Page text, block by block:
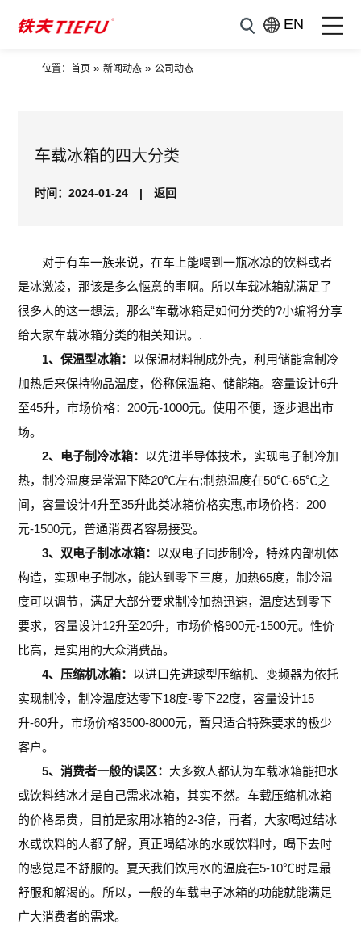
EN
位置：首页 »新闻动态 »公司动态
车载冰箱的四大分类
时间：2024-01-24| 返回
对于有车一族来说，在车上能喝到一瓶冰凉的饮料或者
是冰激凌，那该是多么惬意的事啊。所以车载冰箱就满足了
很多人的这一想法，那么“车载冰箱是如何分类的?小编将分享
给大家车载冰箱分类的相关知识。.
1、保温型冰箱： 以保温材料制成外壳，利用储能盒制冷
加热后来保持物品温度，俗称保温箱、储能箱。容量设计6升
至45升，市场价格：200元-1000元。使用不便，逐步退出市
场。
2、电子制冷冰箱： 以先进半导体技术，实现电子制冷加
热，制冷温度是常温下降20℃左右;制热温度在50℃-65℃之
间，容量设计4升至35升此类冰箱价格实惠,市场价格：200
元-1500元，普通消费者容易接受。
3、双电子制冰冰箱： 以双电子同步制冷，特殊内部机体
构造，实现电子制冰，能达到零下三度，加热65度，制冷温
度可以调节，满足大部分要求制冷加热迅速，温度达到零下
要求，容量设计12升至20升，市场价格900元-1500元。性价
比高，是实用的大众消费品。
4、压缩机冰箱： 以进口先进球型压缩机、变频器为依托
实现制冷，制冷温度达零下18度-零下22度，容量设计15
升-60升，市场价格3500-8000元，暂只适合特殊要求的极少
客户。
5、消费者一般的误区： 大多数人都认为车载冰箱能把水
或饮料结冰才是自己需求冰箱，其实不然。车载压缩机冰箱
的价格昂贵，目前是家用冰箱的2-3倍，再者，大家喝过结冰
水或饮料的人都了解，真正喝结冰的水或饮料时，喝下去时
的感觉是不舒服的。夏天我们饮用水的温度在5-10℃时是最
舒服和解渴的。所以，一般的车载电子冰箱的功能就能满足
广大消费者的需求。